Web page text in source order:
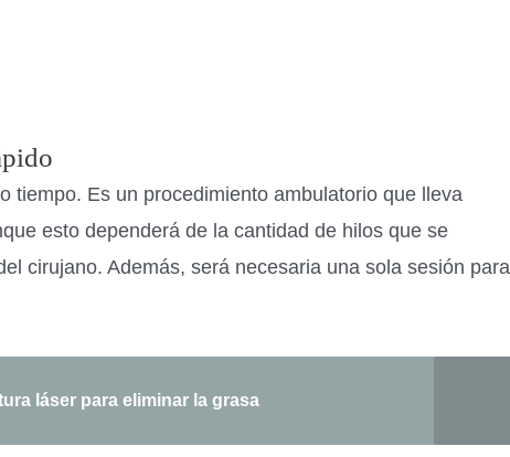
tiempo. Es un procedimiento ambulatorio que lleva
esto dependerá de la cantidad de hilos que se
cirujano. Además, será necesaria una sola sesión para
láser para eliminar la grasa